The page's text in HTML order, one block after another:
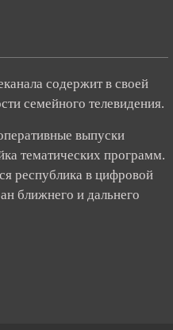
содержит в своей
семейного телевидения.
выпуски
тематических программ.
республика в цифровой
ближнего и дальнего